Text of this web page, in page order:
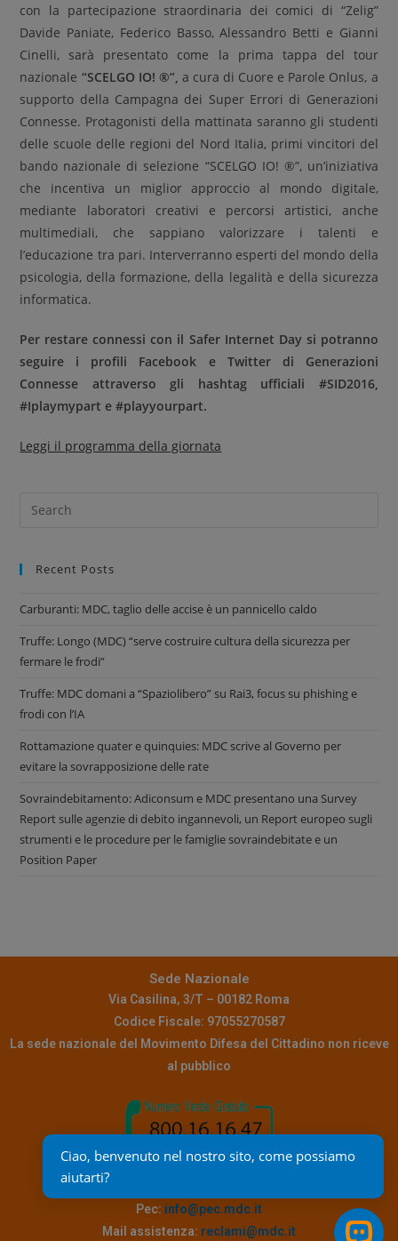
con la partecipazione straordinaria dei comici di “Zelig”
Davide Paniate, Federico Basso, Alessandro Betti e Gianni
Cinelli, sarà presentato come la prima tappa del tour
nazionale “SCELGO IO! ®”, a cura di Cuore e Parole Onlus, a
supporto della Campagna dei Super Errori di Generazioni
Connesse. Protagonisti della mattinata saranno gli studenti
delle scuole delle regioni del Nord Italia, primi vincitori del
bando nazionale di selezione “SCELGO IO! ®”, un’iniziativa
che incentiva un miglior approccio al mondo digitale,
mediante laboratori creativi e percorsi artistici, anche
multimediali, che sappiano valorizzare i talenti e
l’educazione tra pari. Interverranno esperti del mondo della
psicologia, della formazione, della legalità e della sicurezza
informatica.
Per restare connessi con il Safer Internet Day si potranno
seguire i profili Facebook e Twitter di Generazioni
Connesse attraverso gli hashtag ufficiali #SID2016,
#Iplaymypart e #playyourpart.
Leggi il programma della giornata
Recent Posts
Carburanti: MDC, taglio delle accise è un pannicello caldo
Truffe: Longo (MDC) “serve costruire cultura della sicurezza per
fermare le frodi”
Truffe: MDC domani a “Spaziolibero” su Rai3, focus su phishing e
frodi con l’IA
Rottamazione quater e quinquies: MDC scrive al Governo per
evitare la sovrapposizione delle rate
Sovraindebitamento: Adiconsum e MDC presentano una Survey
Report sulle agenzie di debito ingannevoli, un Report europeo sugli
strumenti e le procedure per le famiglie sovraindebitate e un
Position Paper
Sede Nazionale
Via Casilina, 3/T – 00182 Roma
Codice Fiscale: 97055270587
La sede nazionale del Movimento Difesa del Cittadino non riceve
al pubblico
Pec: info@pec.mdc.it
Mail assistenza: reclami@mdc.it
Ciao, benvenuto nel nostro sito, come possiamo
aiutarti?